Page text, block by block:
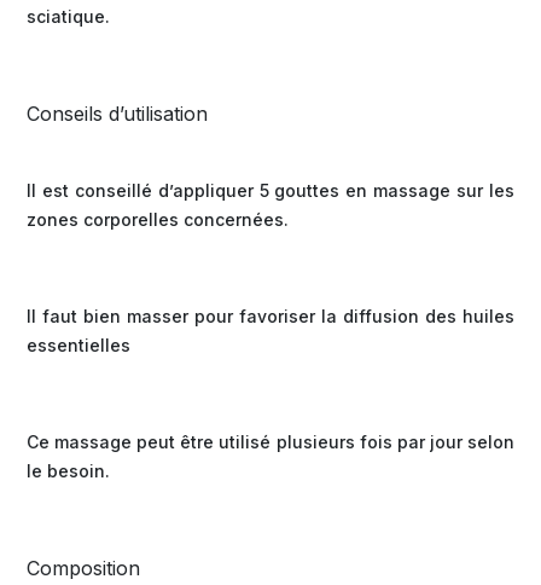
sciatique.
Conseils d’utilisation
Il est conseillé d’appliquer 5 gouttes en massage sur les
zones corporelles concernées.
Il faut bien masser pour favoriser la diffusion des huiles
essentielles
Ce massage peut être utilisé plusieurs fois par jour selon
le besoin.
Composition